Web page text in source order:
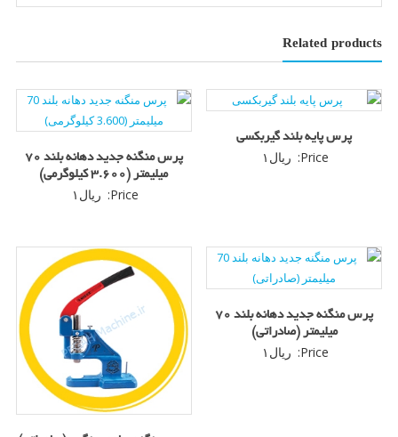
Related products
پرس پایه بلند گیربکسی
Price: ریال ۱
پرس منگنه جدید دهانه بلند 70
میلیمتر (3.600 کیلوگرمی)
Price: ریال ۱
پرس منگنه جدید دهانه بلند 70
میلیمتر (صادراتی)
Price: ریال ۱